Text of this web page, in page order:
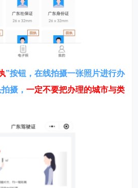
”按钮，在线拍摄一张照片进行办
摄，一定不要把办理的城市与类